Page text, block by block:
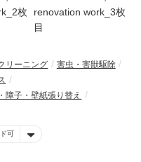
リーニング
害虫・害獣駆除
障子・壁紙張り替え
可